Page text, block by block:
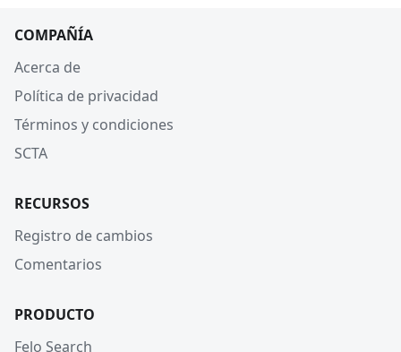
COMPAÑÍA
Acerca de
Política de privacidad
Términos y condiciones
SCTA
RECURSOS
Registro de cambios
Comentarios
PRODUCTO
Felo Search